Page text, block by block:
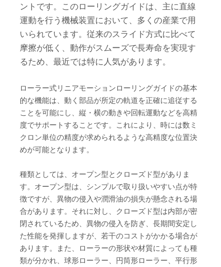
ントです。このローリングガイドは、主に直線
運動を行う機械装置において、多くの産業で用
いられています。従来のスライド方式に比べて
摩擦が低く、動作がスムーズで長寿命を実現す
るため、最近では特に人気があります。
ローラー式リニアモーションローリングガイドの基本
的な機能は、動く部品が所定の軌道を正確に追従する
ことを可能にし、縦・横の動きや回転運動などを高精
度でサポートすることです。これにより、時には数ミ
クロン単位の精度が求められるような高精度な位置決
めが可能となります。
種類としては、オープン型とクローズド型がありま
す。オープン型は、シンプルで取り扱いやすい点が特
徴ですが、異物の侵入や潤滑油の損失が懸念される場
合があります。それに対し、クローズド型は内部が密
閉されているため、異物の侵入を防ぎ、長期間安定し
た性能を発揮しますが、若干のコストがかかる場合が
あります。また、ローラーの形状や材質によっても種
類が分かれ、球形ローラー、円筒形ローラー、平行形